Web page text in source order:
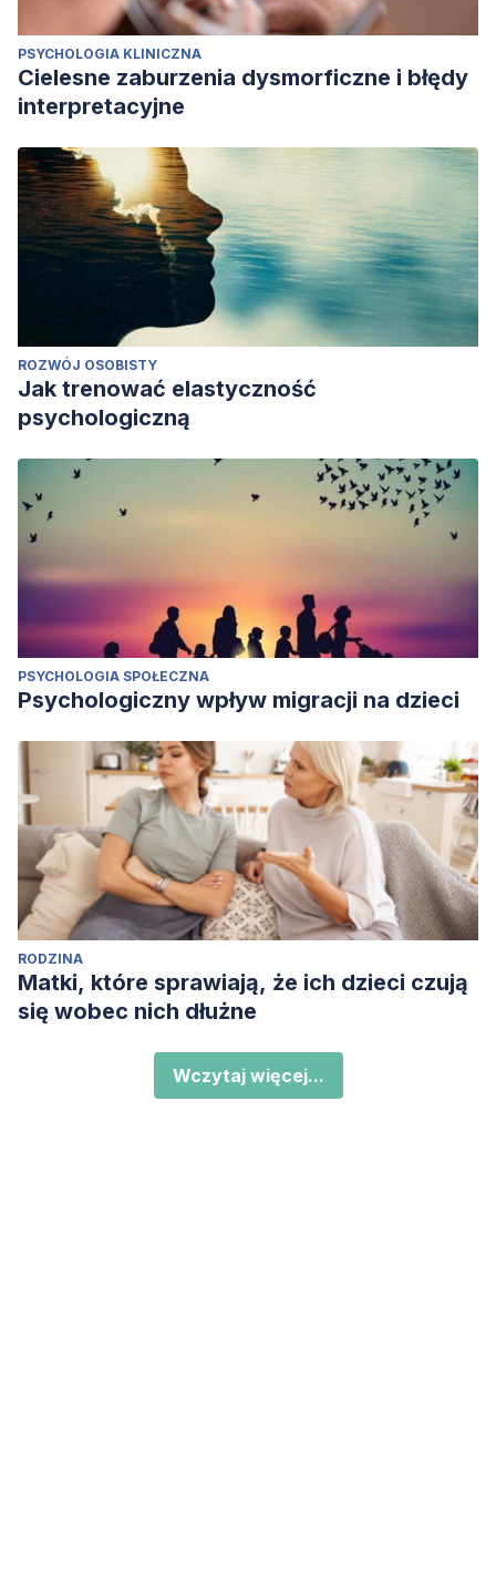
PSYCHOLOGIA KLINICZNA
Cielesne zaburzenia dysmorficzne i błędy
interpretacyjne
ROZWÓJ OSOBISTY
Jak trenować elastyczność
psychologiczną
PSYCHOLOGIA SPOŁECZNA
Psychologiczny wpływ migracji na dzieci
RODZINA
Matki, które sprawiają, że ich dzieci czują
się wobec nich dłużne
Wczytaj więcej...